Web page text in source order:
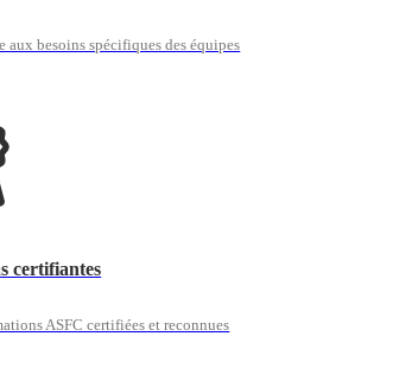
aux besoins spécifiques des équipes
certifiantes
ASFC certifiées et reconnues